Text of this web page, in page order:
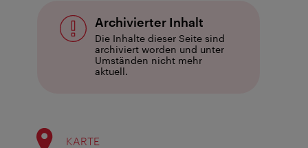
Archivierter Inhalt
Die Inhalte dieser Seite sind
archiviert worden und unter
Umständen nicht mehr
aktuell.
KARTE